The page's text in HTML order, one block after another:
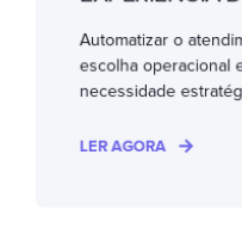
Automatizar o
escolha operacional
necessidade
LER AGORA